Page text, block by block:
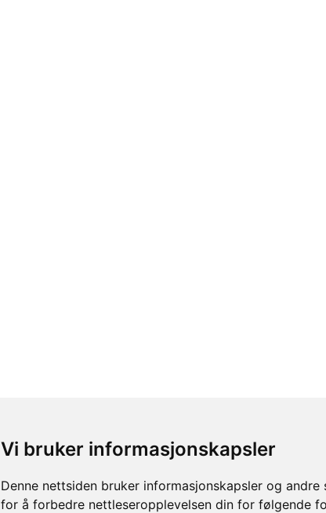
Vi bruker informasjonskapsler
Denne nettsiden bruker informasjonskapsler og
for å forbedre nettleseropplevelsen din for følgende